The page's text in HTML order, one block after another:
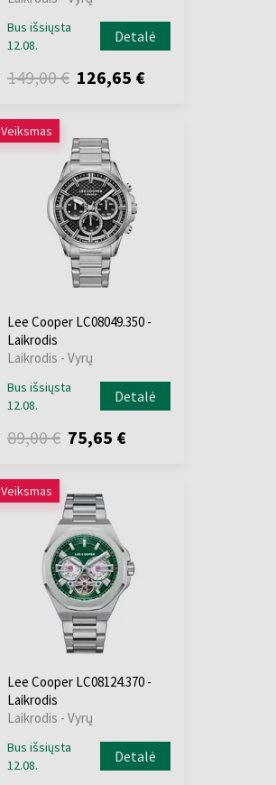
Bus išsiųsta
12.08.
Detalė
149,00 € 126,65 €
Veiksmas
Lee Cooper LC08049.350 -
Laikrodis
Laikrodis - Vyrų
Bus išsiųsta
12.08.
Detalė
89,00 € 75,65 €
Veiksmas
Lee Cooper LC08124.370 -
Laikrodis
Laikrodis - Vyrų
Bus išsiųsta
12.08.
Detalė